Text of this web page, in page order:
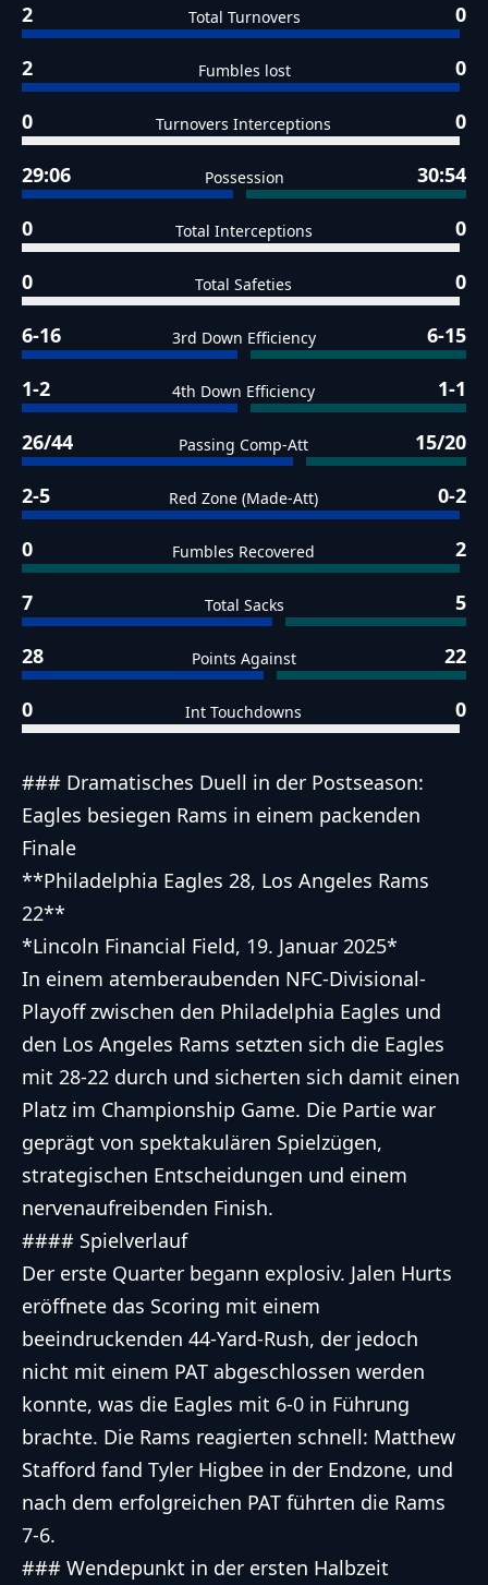
2 Total Turnovers 0
2 Fumbles lost 0
0 Turnovers Interceptions 0
29:06 Possession 30:54
0 Total Interceptions 0
0 Total Safeties 0
6-16 3rd Down Efficiency 6-15
1-2 4th Down Efficiency 1-1
26/44 Passing Comp-Att 15/20
2-5 Red Zone (Made-Att) 0-2
0 Fumbles Recovered 2
7 Total Sacks 5
28 Points Against 22
0 Int Touchdowns 0
### Dramatisches Duell in der Postseason:
Eagles besiegen Rams in einem packenden
Finale
**Philadelphia Eagles 28, Los Angeles Rams
22**
*Lincoln Financial Field, 19. Januar 2025*
In einem atemberaubenden NFC-Divisional-
Playoff zwischen den Philadelphia Eagles und
den Los Angeles Rams setzten sich die Eagles
mit 28-22 durch und sicherten sich damit einen
Platz im Championship Game. Die Partie war
geprägt von spektakulären Spielzügen,
strategischen Entscheidungen und einem
nervenaufreibenden Finish.
#### Spielverlauf
Der erste Quarter begann explosiv. Jalen Hurts
eröffnete das Scoring mit einem
beeindruckenden 44-Yard-Rush, der jedoch
nicht mit einem PAT abgeschlossen werden
konnte, was die Eagles mit 6-0 in Führung
brachte. Die Rams reagierten schnell: Matthew
Stafford fand Tyler Higbee in der Endzone, und
nach dem erfolgreichen PAT führten die Rams
7-6.
### Wendepunkt in der ersten Halbzeit